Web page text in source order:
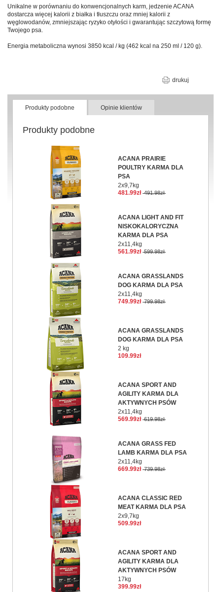
Unikalne w porównaniu do konwencjonalnych karm, jedzenie ACANA
dostarcza więcej kalorii z białka i tłuszczu oraz mniej kalorii z
węglowodanów, zmniejszając ryzyko otyłości i gwarantując szczytową formę
Twojego psa.
Energia metaboliczna wynosi 3850 kcal / kg (462 kcal na 250 ml / 120 g).
drukuj
Produkty podobne Opinie klientów
Produkty podobne
ACANA PRAIRIE
POULTRY KARMA DLA
PSA
2x9,7kg
481.99zł 491.98zł
ACANA LIGHT AND FIT
NISKOKALORYCZNA
KARMA DLA PSA
2x11,4kg
561.99zł 599.98zł
ACANA GRASSLANDS
DOG KARMA DLA PSA
2x11,4kg
749.99zł 799.98zł
ACANA GRASSLANDS
DOG KARMA DLA PSA
2 kg
109.99zł
ACANA SPORT AND
AGILITY KARMA DLA
AKTYWNYCH PSÓW
2x11,4kg
569.99zł 619.98zł
ACANA GRASS FED
LAMB KARMA DLA PSA
2x11,4kg
669.99zł 739.98zł
ACANA CLASSIC RED
MEAT KARMA DLA PSA
2x9,7kg
509.99zł
ACANA SPORT AND
AGILITY KARMA DLA
AKTYWNYCH PSÓW
17kg
399.99zł